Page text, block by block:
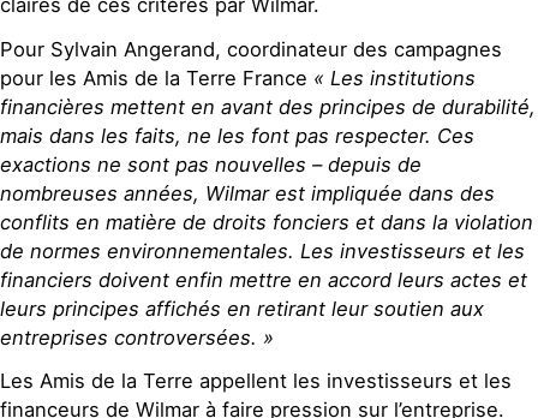
claires de ces critères par Wilmar.
Pour Sylvain Angerand, coordinateur des campagnes
pour les Amis de la Terre France « Les institutions
financières mettent en avant des principes de durabilité,
mais dans les faits, ne les font pas respecter. Ces
exactions ne sont pas nouvelles – depuis de
nombreuses années, Wilmar est impliquée dans des
conflits en matière de droits fonciers et dans la violation
de normes environnementales. Les investisseurs et les
financiers doivent enfin mettre en accord leurs actes et
leurs principes affichés en retirant leur soutien aux
entreprises controversées. »
Les Amis de la Terre appellent les investisseurs et les
financeurs de Wilmar à faire pression sur l’entreprise.